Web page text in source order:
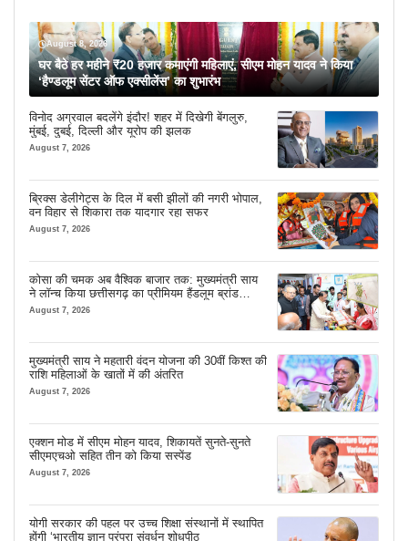
August 8, 2026
घर बैठे हर महीने ₹20 हजार कमाएंगी महिलाएं, सीएम मोहन यादव ने किया
‘हैण्डलूम सेंटर ऑफ एक्सीलेंस’ का शुभारंभ
विनोद अग्रवाल बदलेंगे इंदौर! शहर में दिखेगी बेंगलुरु,
मुंबई, दुबई, दिल्ली और यूरोप की झलक
August 7, 2026
ब्रिक्स डेलीगेट्स के दिल में बसी झीलों की नगरी भोपाल,
वन विहार से शिकारा तक यादगार रहा सफर
August 7, 2026
कोसा की चमक अब वैश्विक बाजार तक: मुख्यमंत्री साय
ने लॉन्च किया छत्तीसगढ़ का प्रीमियम हैंडलूम ब्रांड
‘कोशल फैब’
August 7, 2026
मुख्यमंत्री साय ने महतारी वंदन योजना की 30वीं किश्त की
राशि महिलाओं के खातों में की अंतरित
August 7, 2026
एक्शन मोड में सीएम मोहन यादव, शिकायतें सुनते-सुनते
सीएमएचओ सहित तीन को किया सस्पेंड
August 7, 2026
योगी सरकार की पहल पर उच्च शिक्षा संस्थानों में स्थापित
होंगी ‘भारतीय ज्ञान परंपरा संवर्धन शोधपीठ